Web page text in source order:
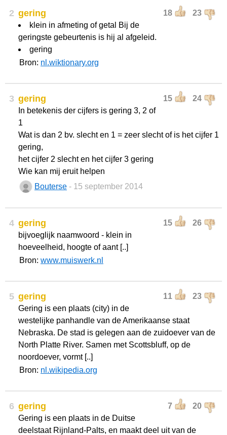
2 18 23
gering
klein in afmeting of getal Bij de
geringste gebeurtenis is hij al afgeleid.
gering
Bron: nl.wiktionary.org
3 15 24
gering
In betekenis der cijfers is gering 3, 2 of
1
Wat is dan 2 bv. slecht en 1 = zeer slecht of is het cijfer 1
gering,
het cijfer 2 slecht en het cijfer 3 gering
Wie kan mij eruit helpen
Bouterse - 15 september 2014
4 15 26
gering
bijvoeglijk naamwoord - klein in
hoeveelheid, hoogte of aant [..]
Bron: www.muiswerk.nl
5 11 23
gering
Gering is een plaats (city) in de
westelijke panhandle van de Amerikaanse staat
Nebraska. De stad is gelegen aan de zuidoever van de
North Platte River. Samen met Scottsbluff, op de
noordoever, vormt [..]
Bron: nl.wikipedia.org
6 7 20
gering
Gering is een plaats in de Duitse
deelstaat Rijnland-Palts, en maakt deel uit van de